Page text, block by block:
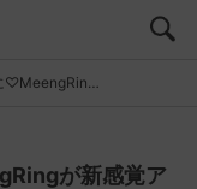
♡MeengRin…
が新感覚ア